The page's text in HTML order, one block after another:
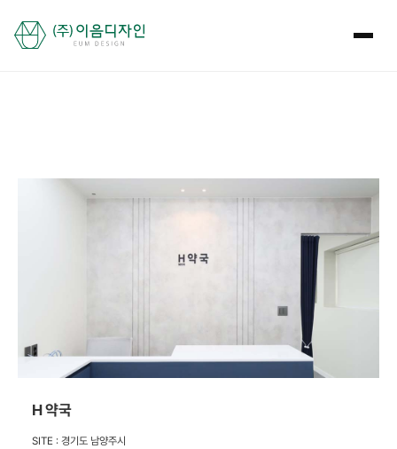
H 약국
SITE : 경기도 남양주시